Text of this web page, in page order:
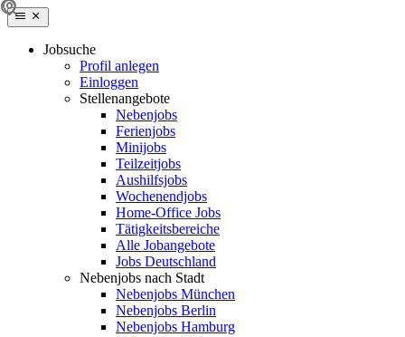
Jobsuche
Profil anlegen
Einloggen
Stellenangebote
Nebenjobs
Ferienjobs
Minijobs
Teilzeitjobs
Aushilfsjobs
Wochenendjobs
Home-Office Jobs
Tätigkeitsbereiche
Alle Jobangebote
Jobs Deutschland
Nebenjobs nach Stadt
Nebenjobs München
Nebenjobs Berlin
Nebenjobs Hamburg